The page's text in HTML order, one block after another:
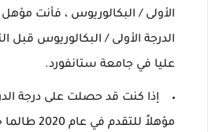
الأولى / البكالوريوس ، فأنت
الدرجة الأولى / البكالوريوس
عليا في جامعة ستانفورد.
إذا كنت قد حصلت على درجة
مؤهلاً